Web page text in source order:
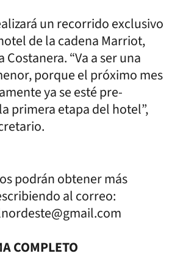
un recorrido exclusivo
de la cadena Marriot,
“Va a ser una
porque el próximo mes
ya se esté pre-
primera etapa del hotel”,
podrán obtener más
al correo:
COMPLETO